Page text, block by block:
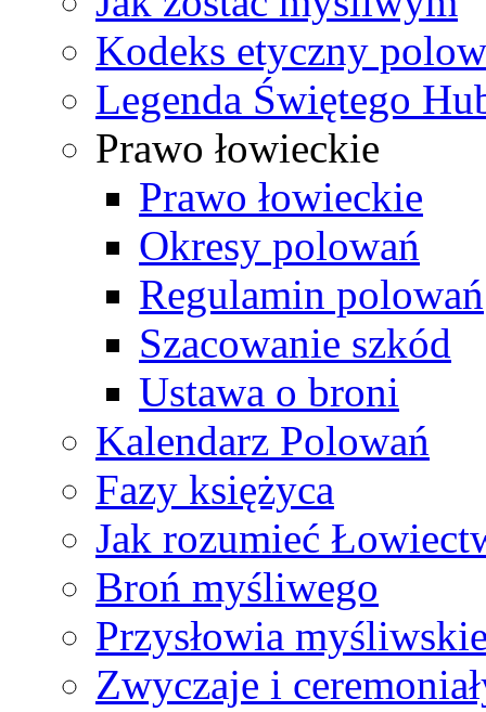
Kodeks etyczny
Legenda Świętego
Prawo łowieckie
Prawo łowieckie
Okresy polowań
Regulamin polowań
Szacowanie szkód
Ustawa o broni
Kalendarz Polowań
Fazy księżyca
Jak rozumieć
Broń myśliwego
Przysłowia
Zwyczaje i